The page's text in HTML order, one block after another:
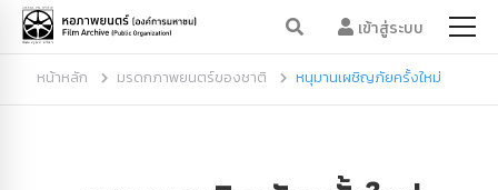
เข้าสู่ระบบ
หน้าหลัก มรดกภาพยนตร์ของชาติ หนุมานเผชิญภัยครั้งใหม่